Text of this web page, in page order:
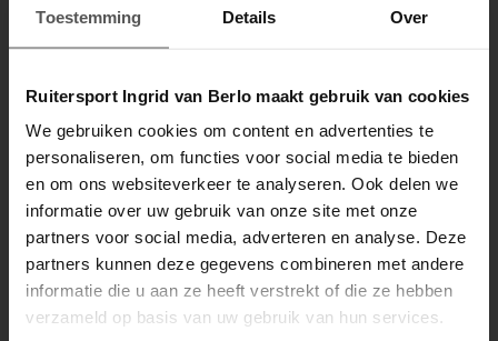
Toestemming Details Over
Ruitersport Ingrid van Berlo maakt gebruik van cookies
We gebruiken cookies om content en advertenties te
personaliseren, om functies voor social media te bieden
en om ons websiteverkeer te analyseren. Ook delen we
informatie over uw gebruik van onze site met onze
partners voor social media, adverteren en analyse. Deze
partners kunnen deze gegevens combineren met andere
informatie die u aan ze heeft verstrekt of die ze hebben
verzameld op basis van uw gebruik van hun services.
De bovenzijde van de handschoen is gedecoreerd met
"Equestrian Sports"
Voorzien van teugelversteviging tussen de ringvinger en pink
Machine wasbaar op 30 graden. Sluit het klittenband en was
de handschoenen in een
. Gebruik bij voorkeur geen
wasverzachter en niet drogen in de droger
Specificaties
Gerelateerde producten
MELD JE AAN VOOR
10% KORTING
.